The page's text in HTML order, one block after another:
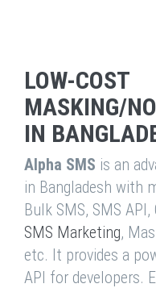
LOW-COST
MASKING/
IN
Alpha SMS is an
in Bangladesh with
Bulk SMS, SMS API,
SMS Marketing,
etc. It provides a
API for developers.